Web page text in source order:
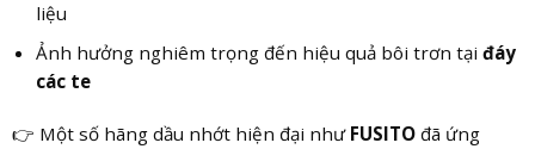
liệu
Ảnh hưởng nghiêm trọng đến hiệu quả bôi trơn tại đáy
các te
👉 Một số hãng dầu nhớt hiện đại như FUSITOđã ứng